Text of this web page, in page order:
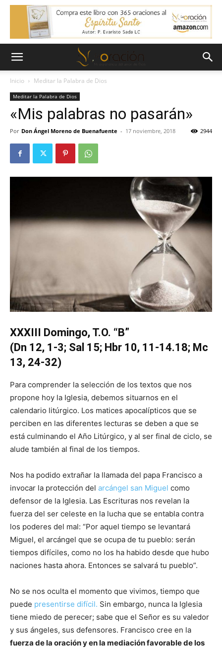
Inicio Meditar la Palabra de Dios
Meditar la Palabra de Dios
«Mis palabras no pasarán»
Por Don Ángel Moreno de Buenafuente - 17 noviembre, 2018 2944
XXXIII Domingo, T.O. “B”
(Dn 12, 1-3; Sal 15; Hbr 10, 11-14.18; Mc
13, 24-32)
Para comprender la selección de los textos que nos
propone hoy la Iglesia, debemos situarnos en el
calendario litúrgico. Los matices apocalípticos que se
perciben en las diferentes lecturas se deben a que se
está culminando el Año Litúrgico, y al ser final de ciclo, se
alude también al final de los tiempos.
Nos ha podido extrañar la llamada del papa Francisco a
invocar la protección del arcángel san Miguel como
defensor de la Iglesia. Las Escrituras nos revelan la
fuerza del ser celeste en la lucha que se entabla contra
los poderes del mal: “Por aquel tiempo se levantará
Miguel, el arcángel que se ocupa de tu pueblo: serán
tiempos difíciles, como no los ha habido desde que hubo
naciones hasta ahora. Entonces se salvará tu pueblo”.
No se nos oculta el momento que vivimos, tiempo que
puede presentirse difícil. Sin embargo, nunca la Iglesia
tiene miedo de perecer; sabe que el Señor es su valedor
y sus ángeles, sus defensores. Francisco cree en la
fuerza de la oración y en la mediación favorable de los